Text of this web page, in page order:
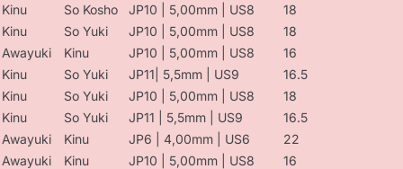
Kinu
So Kosho JP10 | 5,00mm | US8
18
Kinu
So Yuki JP10 | 5,00mm | US8
18
Awayuki
Kinu JP10 | 5,00mm | US8
16
Kinu
So Yuki JP11| 5,5mm | US9
16.5
Kinu
So Yuki JP10 | 5,00mm | US8
18
Kinu
So Yuki JP11 | 5,5mm | US9
16.5
Awayuki
Kinu JP6 | 4,00mm | US6
22
Awayuki
Kinu JP10 | 5,00mm | US8 16